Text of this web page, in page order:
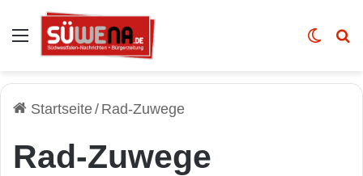
Auswahl Skin
Startseite/ Rad-Zuwege
Rad-Zuwege